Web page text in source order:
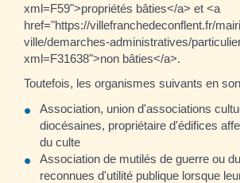
xml=F59">propriétés bâties</a> et <a
href="https://villefranchedeconflent.fr/
ville/demarches-administratives/
xml=F31638">non bâties</a>.
Toutefois, les organismes suivants en
Association, union d'associations
diocésaines, propriétaire d'édifices
du culte
Association de mutilés de guerre ou
reconnues d'utilité publique lorsque